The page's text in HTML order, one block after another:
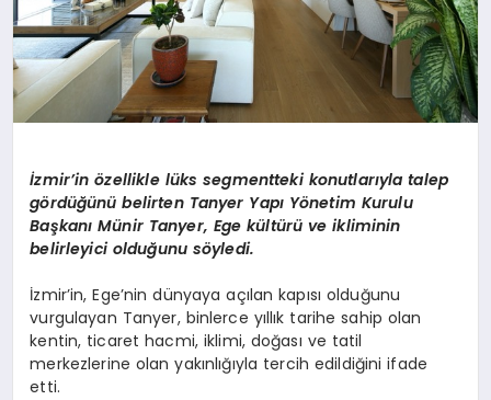
İzmir’in özellikle lüks segmentteki konutlarıyla talep
gördüğünü belirten Tanyer Yapı Yönetim Kurulu
Başkanı Münir Tanyer, Ege kültürü ve ikliminin
belirleyici olduğunu söyledi.
İzmir’in, Ege’nin dünyaya açılan kapısı olduğunu
vurgulayan Tanyer, binlerce yıllık tarihe sahip olan
kentin, ticaret hacmi, iklimi, doğası ve tatil
merkezlerine olan yakınlığıyla tercih edildiğini ifade
etti.